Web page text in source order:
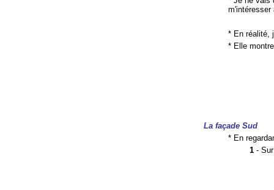
m'intéresser
* En réalité,
* Elle
La façade Sud
* En
1 -